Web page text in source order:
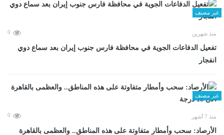
غير مصنف
منذ شهرين 0
تفعيل الدفاعات الجوية في محافظة فارس جنوب إيران بعد سماع دوي
انفجار
غير مصنف
منذ 7 أشهر 0
الأرصاد: سحب وأمطار متفاوتة على هذه المناطق.. والعظمى بالقاهرة